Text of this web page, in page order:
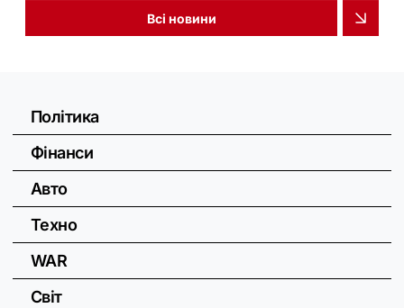
Всі новини
Політика
Фінанси
Авто
Техно
WAR
Світ